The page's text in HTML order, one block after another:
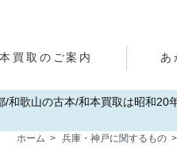
買取のご案内 あ
和歌山の古本/和本買取は昭和
ホーム > 兵庫・神戸に関するもの >